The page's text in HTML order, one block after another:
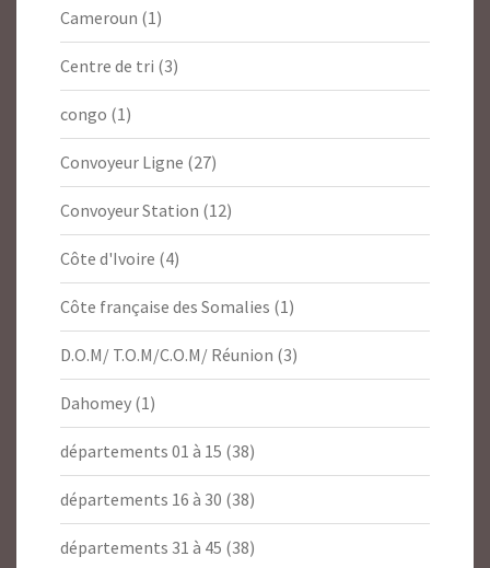
Cameroun (1)
Centre de tri (3)
congo (1)
Convoyeur Ligne (27)
Convoyeur Station (12)
Côte d'Ivoire (4)
Côte française des Somalies (1)
D.O.M/ T.O.M/C.O.M/ Réunion (3)
Dahomey (1)
départements 01 à 15 (38)
départements 16 à 30 (38)
départements 31 à 45 (38)